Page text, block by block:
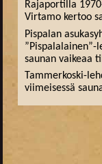
Rajaportilla
Virtamo kertoo
Pispalan
”Pispalalainen”-
saunan vaikeaa
Tammerkoski-
viimeisessä